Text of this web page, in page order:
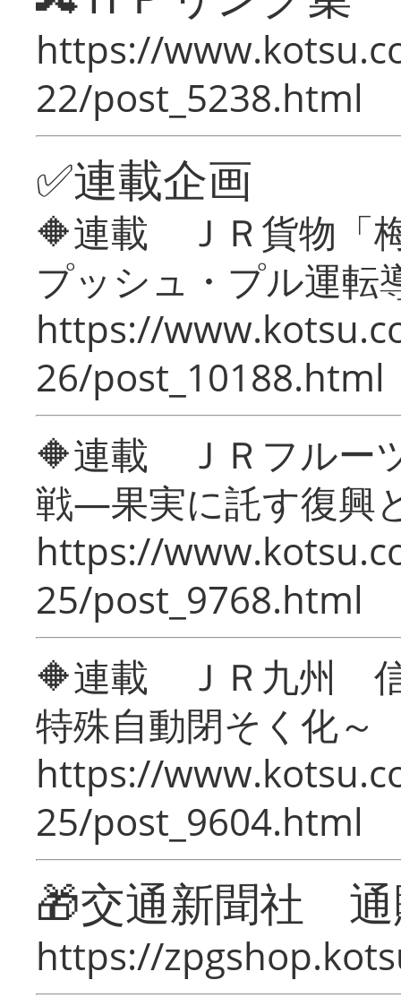
https://
22/post_5238.html
✅連載企画
🔶連載 ＪＲ貨物「
プッシュ・プル運転
https://
26/post_10188.html
🔶連載 ＪＲフルー
戦―果実に託す復興
https://
25/post_9768.html
🔶連載 ＪＲ九州 信
特殊自動閉そく化～
https://
25/post_9604.html
🎁交通新聞社
https://